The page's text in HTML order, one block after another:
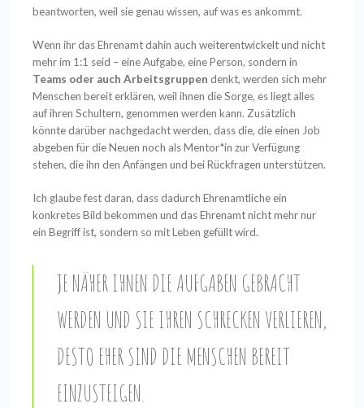
beantworten, weil sie genau wissen, auf was es ankommt.
Wenn ihr das Ehrenamt dahin auch weiterentwickelt und nicht
mehr im 1:1 seid – eine Aufgabe, eine Person, sondern in
Teams oder auch Arbeitsgruppen denkt, werden sich mehr
Menschen bereit erklären, weil ihnen die Sorge, es liegt alles
auf ihren Schultern, genommen werden kann. Zusätzlich
könnte darüber nachgedacht werden, dass die, die einen Job
abgeben für die Neuen noch als Mentor*in zur Verfügung
stehen, die ihn den Anfängen und bei Rückfragen unterstützen.
Ich glaube fest daran, dass dadurch Ehrenamtliche ein
konkretes Bild bekommen und das Ehrenamt nicht mehr nur
ein Begriff ist, sondern so mit Leben gefüllt wird.
JE NÄHER IHNEN DIE AUFGABEN GEBRACHT
WERDEN UND SIE IHREN SCHRECKEN VERLIEREN,
DESTO EHER SIND DIE MENSCHEN BEREIT
EINZUSTEIGEN.